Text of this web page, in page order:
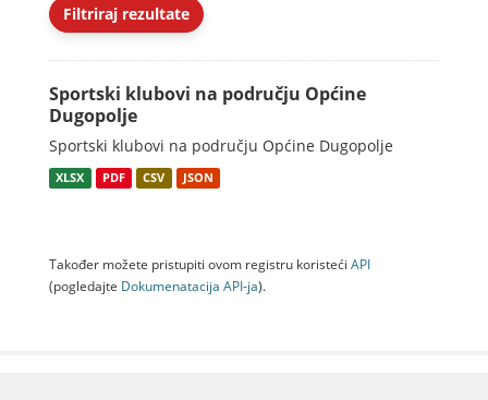
Filtriraj rezultate
Sportski klubovi na području Općine
Dugopolje
Sportski klubovi na području Općine Dugopolje
XLSX PDF CSV JSON
Također možete pristupiti ovom registru koristeći API
(pogledajte Dokumenаtаcijа API-jа).